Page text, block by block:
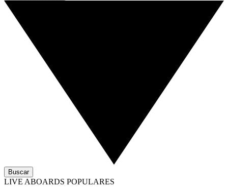
Buscar
LIVE ABOARDS POPULARES